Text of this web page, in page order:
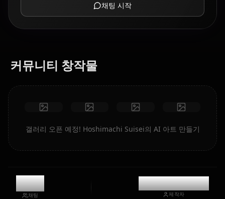
채팅 시작
커뮤니티 창작물
갤러리 오픈 예정! Hoshimachi Suisei의 AI 아트 만들기
9.8k
채팅
@casualwaifus
제작자